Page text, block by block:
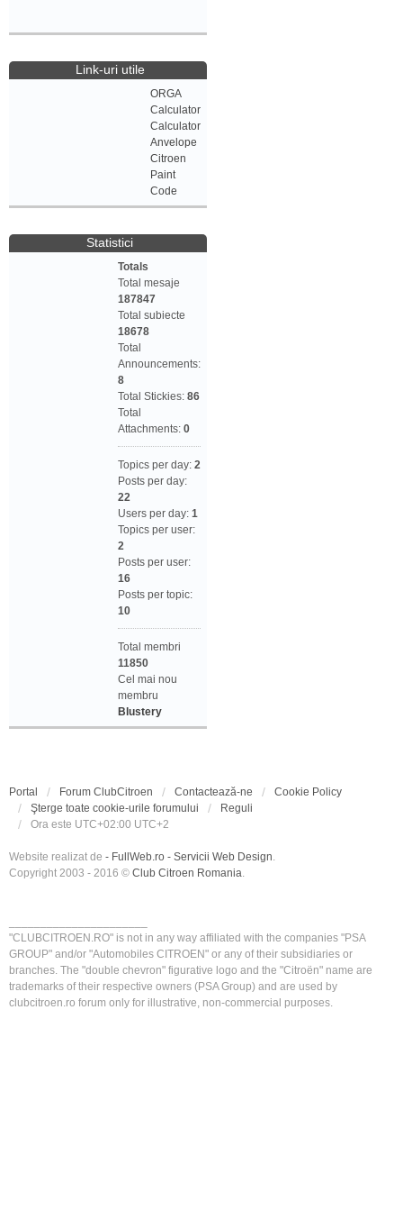
Link-uri utile
ORGA
Calculator
Calculator
Anvelope
Citroen
Paint
Code
Statistici
Totals
Total mesaje
187847
Total subiecte
18678
Total
Announcements:
8
Total Stickies: 86
Total
Attachments: 0
Topics per day: 2
Posts per day:
22
Users per day: 1
Topics per user:
2
Posts per user:
16
Posts per topic:
10
Total membri
11850
Cel mai nou
membru
Blustery
Portal Forum ClubCitroen Contactează-ne
Cookie Policy
Şterge toate cookie-urile forumului
Reguli
Ora este UTC+02:00 UTC+2
Website realizat de - FullWeb.ro - Servicii Web Design.
Copyright 2003 - 2016 © Club Citroen Romania.
"CLUBCITROEN.RO" is not in any way affiliated with the companies "PSA
GROUP" and/or "Automobiles CITROEN" or any of their subsidiaries or
branches. The "double chevron" figurative logo and the "Citroën" name are
trademarks of their respective owners (PSA Group) and are used by
clubcitroen.ro forum only for illustrative, non-commercial purposes.